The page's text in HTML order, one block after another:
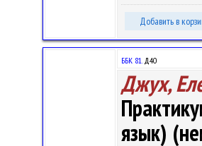
Добавить в
ББК 81.Д40
Джух,
язык)